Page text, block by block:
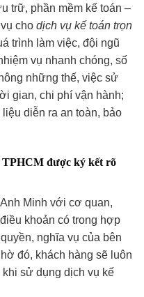
trữ, phần mềm kế toán –
cho dịch vụ kế toán trọn
trình làm việc, đội ngũ
vụ nhanh chóng, số
những thế, việc sử
gian, chi phí vận hành;
diễn ra an toàn, bảo
TPHCM được ký kết rõ
Minh với cơ quan,
khoản có trong hợp
nghĩa vụ của bên
đó, khách hàng sẽ luôn
sử dụng dịch vụ kế